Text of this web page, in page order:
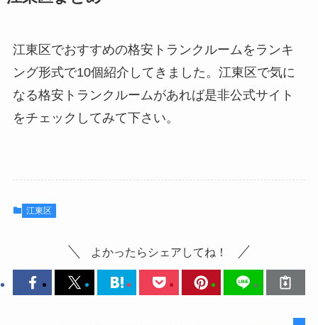
江東区でおすすめの格安トランクルームをランキ
ング形式で10個紹介してきました。江東区で気に
なる格安トランクルームがあれば是非公式サイト
をチェックしてみて下さい。
江東区
よかったらシェアしてね！